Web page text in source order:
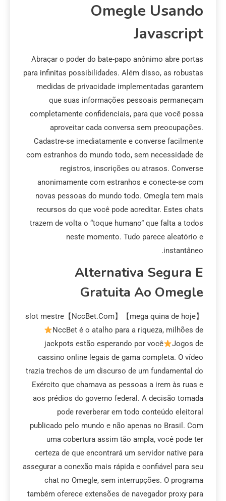
Omegle Usando
Javascript
Abraçar o poder do bate-papo anônimo abre portas
para infinitas possibilidades. Além disso, as robustas
medidas de privacidade implementadas garantem
que suas informações pessoais permaneçam
completamente confidenciais, para que você possa
aproveitar cada conversa sem preocupações.
Cadastre-se imediatamente e converse facilmente
com estranhos do mundo todo, sem necessidade de
registros, inscrições ou atrasos. Converse
anonimamente com estranhos e conecte-se com
novas pessoas do mundo todo. Omegla tem mais
recursos do que você pode acreditar. Estes chats
trazem de volta o “toque humano” que falta a todos
neste momento. Tudo parece aleatório e
instantâneo.
Alternativa Segura E
Gratuita Ao Omegle
【mega quina de hoje】slot mestre【NccBet.Com】
NccBet é o atalho para a riqueza, milhões de
jackpots estão esperando por você
Jogos de
cassino online legais de gama completa. O vídeo
trazia trechos de um discurso de um fundamental do
Exército que chamava as pessoas a irem às ruas e
aos prédios do governo federal. A decisão tomada
pode reverberar em todo conteúdo eleitoral
publicado pelo mundo e não apenas no Brasil. Com
uma cobertura assim tão ampla, você pode ter
certeza de que encontrará um servidor native para
assegurar a conexão mais rápida e confiável para seu
chat no Omegle, sem interrupções. O programa
também oferece extensões de navegador proxy para